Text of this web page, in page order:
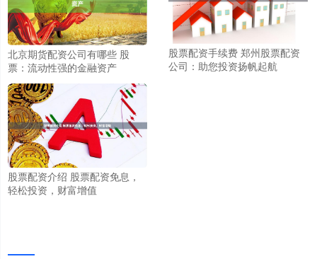
北京期货配资公司有哪些 股
票：流动性强的金融资产
股票配资手续费 郑州股票配资
公司：助您投资扬帆起航
股票配资介绍 股票配资免息，
轻松投资，财富增值